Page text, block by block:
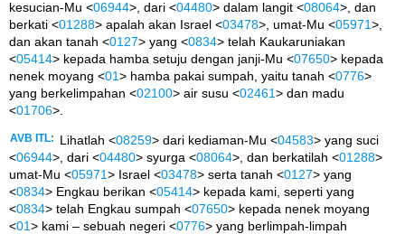
kesucian-Mu <06944>, dari <04480> dalam langit <08064>, dan
berkati <01288> apalah akan Israel <03478>, umat-Mu <05971>,
dan akan tanah <0127> yang <0834> telah Kaukaruniakan
<05414> kepada hamba setuju dengan janji-Mu <07650> kepada
nenek moyang <01> hamba pakai sumpah, yaitu tanah <0776>
yang berkelimpahan <02100> air susu <02461> dan madu
<01706>.
AVB ITL: Lihatlah <08259> dari kediaman-Mu <04583> yang suci
<06944>, dari <04480> syurga <08064>, dan berkatilah <01288>
umat-Mu <05971> Israel <03478> serta tanah <0127> yang
<0834> Engkau berikan <05414> kepada kami, seperti yang
<0834> telah Engkau sumpah <07650> kepada nenek moyang
<01> kami – sebuah negeri <0776> yang berlimpah-limpah